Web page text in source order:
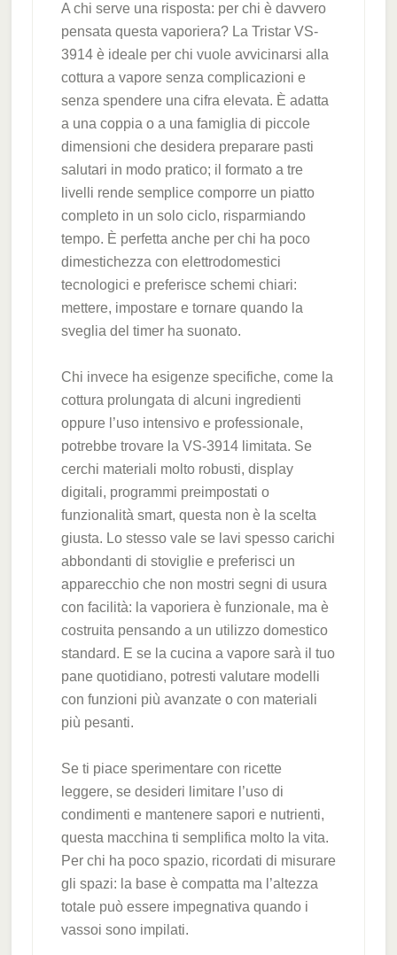
A chi serve una risposta: per chi è davvero
pensata questa vaporiera? La Tristar VS-
3914 è ideale per chi vuole avvicinarsi alla
cottura a vapore senza complicazioni e
senza spendere una cifra elevata. È adatta
a una coppia o a una famiglia di piccole
dimensioni che desidera preparare pasti
salutari in modo pratico; il formato a tre
livelli rende semplice comporre un piatto
completo in un solo ciclo, risparmiando
tempo. È perfetta anche per chi ha poco
dimestichezza con elettrodomestici
tecnologici e preferisce schemi chiari:
mettere, impostare e tornare quando la
sveglia del timer ha suonato.
Chi invece ha esigenze specifiche, come la
cottura prolungata di alcuni ingredienti
oppure l’uso intensivo e professionale,
potrebbe trovare la VS-3914 limitata. Se
cerchi materiali molto robusti, display
digitali, programmi preimpostati o
funzionalità smart, questa non è la scelta
giusta. Lo stesso vale se lavi spesso carichi
abbondanti di stoviglie e preferisci un
apparecchio che non mostri segni di usura
con facilità: la vaporiera è funzionale, ma è
costruita pensando a un utilizzo domestico
standard. E se la cucina a vapore sarà il tuo
pane quotidiano, potresti valutare modelli
con funzioni più avanzate o con materiali
più pesanti.
Se ti piace sperimentare con ricette
leggere, se desideri limitare l’uso di
condimenti e mantenere sapori e nutrienti,
questa macchina ti semplifica molto la vita.
Per chi ha poco spazio, ricordati di misurare
gli spazi: la base è compatta ma l’altezza
totale può essere impegnativa quando i
vassoi sono impilati.